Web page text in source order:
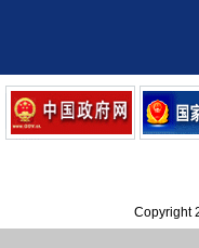
Copyright